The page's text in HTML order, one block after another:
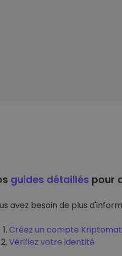
guides détaillés pour
avez besoin de plus
Créez un compte
Vérifiez votre identité